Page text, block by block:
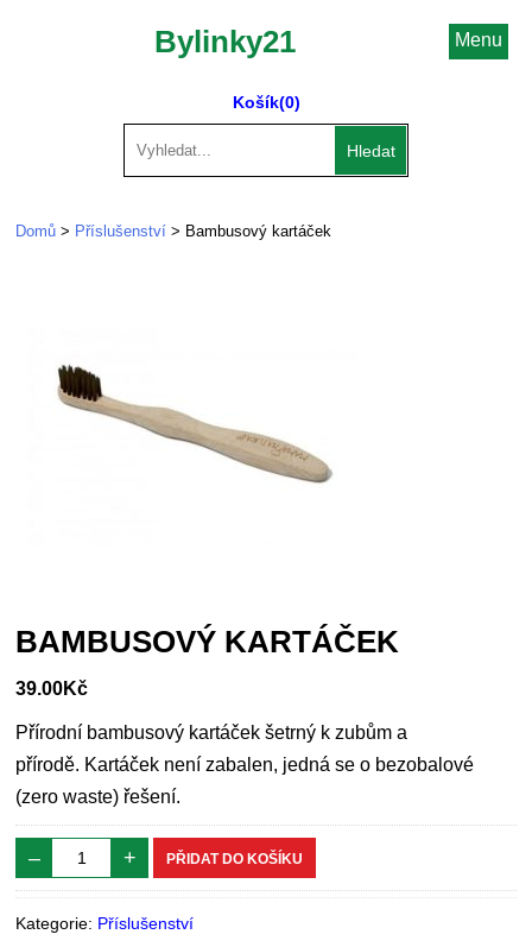
Menu
Bylinky21
Košík(0)
Hledat
Domů > Příslušenství > Bambusový kartáček
BAMBUSOVÝ KARTÁČEK
39.00Kč
Přírodní bambusový kartáček šetrný k zubům a
přírodě. Kartáček není zabalen, jedná se o bezobalové
(zero waste) řešení.
– + PŘIDAT DO KOŠÍKU
Kategorie: Příslušenství